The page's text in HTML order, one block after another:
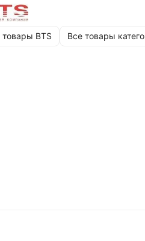
товары BTS Все товары